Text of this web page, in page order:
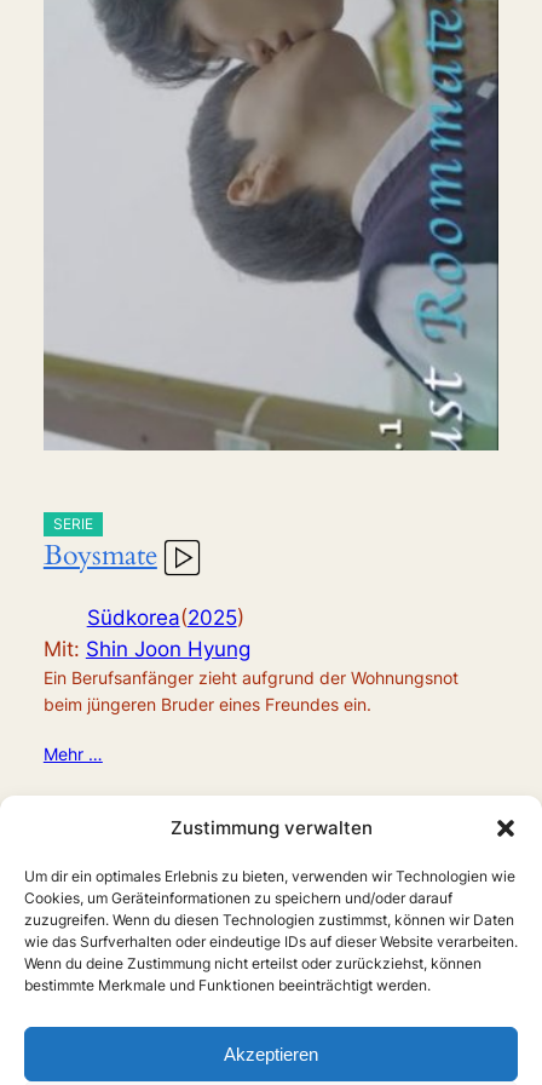
Zustimmung verwalten
Um dir ein optimales Erlebnis zu bieten, verwenden wir Technologien wie
Cookies, um Geräteinformationen zu speichern und/oder darauf
zuzugreifen. Wenn du diesen Technologien zustimmst, können wir Daten
wie das Surfverhalten oder eindeutige IDs auf dieser Website verarbeiten.
Wenn du deine Zustimmung nicht erteilst oder zurückziehst, können
bestimmte Merkmale und Funktionen beeinträchtigt werden.
Akzeptieren
SERIE
Boysmate
Südkorea(2025)
Mit: Shin Joon Hyung
Ein Berufsanfänger zieht aufgrund der Wohnungsnot
beim jüngeren Bruder eines Freundes ein.
Mehr …
FilmeAnimeMusik
Über unsImpressumX Instagram